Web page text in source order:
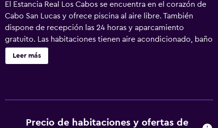
El Estancia Real Los Cabos se encuentra en el corazón de
Cabo San Lucas y ofrece piscina al aire libre. También
dispone de recepción las 24 horas y aparcamiento
gratuito. Las habitaciones tienen aire acondicionado, baño
privado con ducha, suelo de baldosa, TV por cable y
teléfono. El restaurante del hotel sirve un desayuno buffet
aeropuerto internacional de Los Cabos se halla a 42 km. La
Leer más
Precio de habitaciones y ofertas de